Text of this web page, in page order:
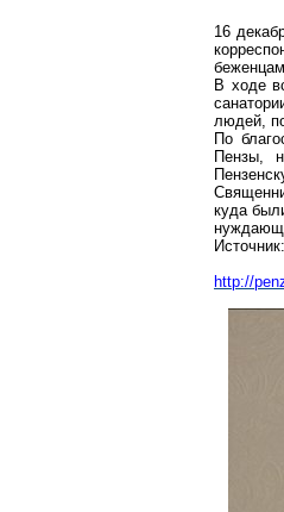
16
В ходе
людей,
По
Пензы,
куда
Источник:
http://